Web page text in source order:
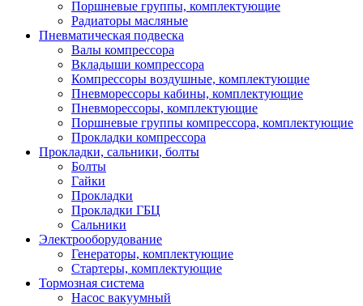
Поршневые группы, комплектующие
Радиаторы масляные
Пневматическая подвеска
Валы компрессора
Вкладыши компрессора
Компрессоры воздушные, комплектующие
Пневморессоры кабины, комплектующие
Пневморессоры, комплектующие
Поршневые группы компрессора, комплектующие
Прокладки компрессора
Прокладки, сальники, болты
Болты
Гайки
Прокладки
Прокладки ГБЦ
Сальники
Электрооборудование
Генераторы, комплектующие
Стартеры, комплектующие
Тормозная система
Насос вакуумный